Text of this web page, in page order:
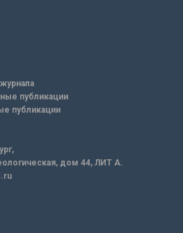
публикации
публикации
дом 44, ЛИТ А.